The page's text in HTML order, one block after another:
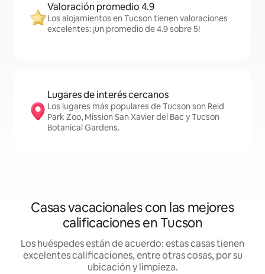
Valoración promedio 4.9
Los alojamientos en Tucson tienen valoraciones
excelentes: ¡un promedio de 4.9 sobre 5!
Lugares de interés cercanos
Los lugares más populares de Tucson son Reid
Park Zoo, Mission San Xavier del Bac y Tucson
Botanical Gardens.
Casas vacacionales con las mejores
calificaciones en Tucson
Los huéspedes están de acuerdo: estas casas tienen
excelentes calificaciones, entre otras cosas, por su
ubicación y limpieza.